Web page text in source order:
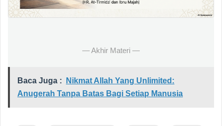
— Akhir Materi —
Baca Juga :
Nikmat Allah Yang Unlimited:
Anugerah Tanpa Batas Bagi Setiap Manusia